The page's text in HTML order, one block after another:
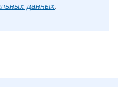
данных.